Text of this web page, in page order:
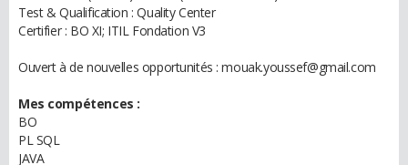
Test & Qualification : Quality Center
Certifier : BO XI; ITIL Fondation V3
Ouvert à de nouvelles opportunités : mouak.youssef@gmail.com
Mes compétences :
BO
PL SQL
JAVA